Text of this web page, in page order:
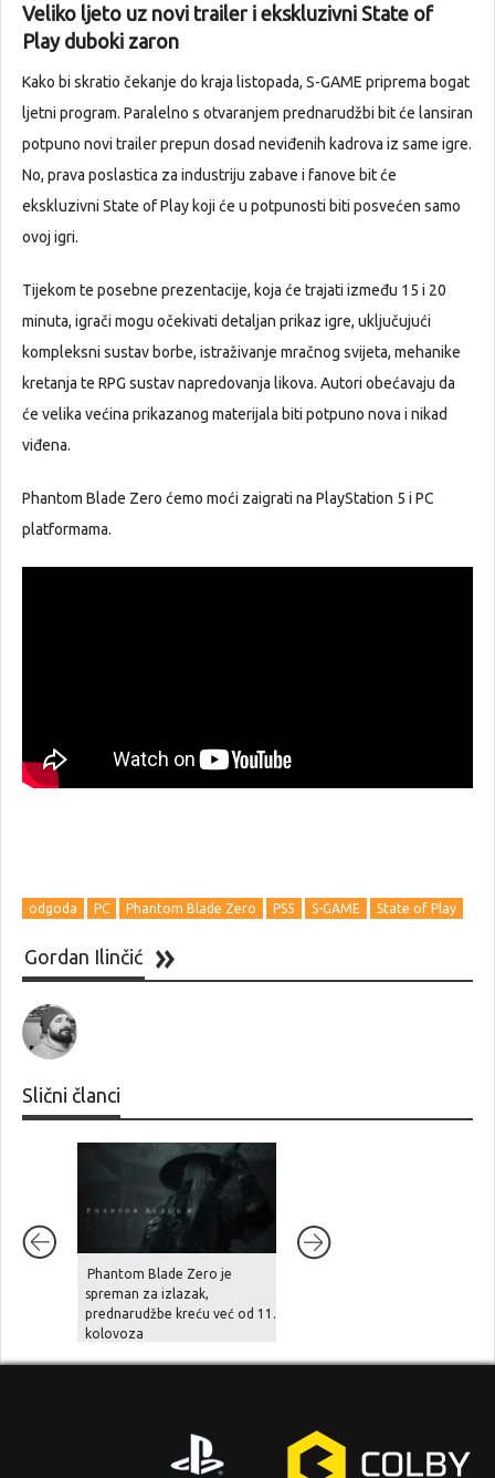
Veliko ljeto uz novi trailer i ekskluzivni State of
Play duboki zaron
Kako bi skratio čekanje do kraja listopada, S-GAME priprema bogat
ljetni program. Paralelno s otvaranjem prednarudžbi bit će lansiran
potpuno novi trailer prepun dosad neviđenih kadrova iz same igre.
No, prava poslastica za industriju zabave i fanove bit će
ekskluzivni State of Play koji će u potpunosti biti posvećen samo
ovoj igri.
Tijekom te posebne prezentacije, koja će trajati između 15 i 20
minuta, igrači mogu očekivati detaljan prikaz igre, uključujući
kompleksni sustav borbe, istraživanje mračnog svijeta, mehanike
kretanja te RPG sustav napredovanja likova. Autori obećavaju da
će velika većina prikazanog materijala biti potpuno nova i nikad
viđena.
Phantom Blade Zero ćemo moći zaigrati na PlayStation 5 i PC
platformama.
odgoda PC Phantom Blade Zero PS5 S-GAME State of Play
Gordan Ilinčić
Slični članci
Phantom Blade Zero je
spreman za izlazak,
prednarudžbe kreću već od 11.
kolovoza